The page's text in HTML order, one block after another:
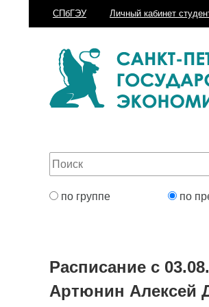
СПбГЭУ Личный кабинет
по группе по
Расписание с
Артюнин Алексей